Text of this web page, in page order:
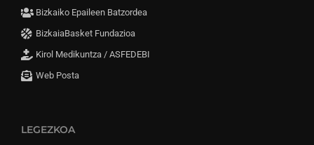
Bizkaiko Epaileen Batzordea
BizkaiaBasket Fundazioa
Kirol Medikuntza / ASFEDEBI
Web Posta
LEGEZKOA